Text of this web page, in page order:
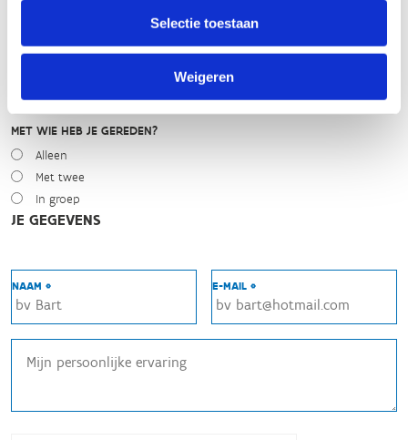
Selectie toestaan
Weigeren
Beginner
MET WIE HEB JE GEREDEN?
Alleen
Met twee
In groep
JE GEGEVENS
NAAM * E-MAIL *